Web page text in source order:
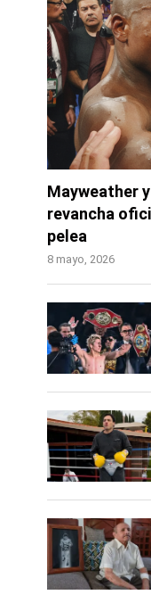
Mayweather
revancha
pelea
8 mayo, 2026